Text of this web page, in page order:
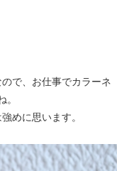
で、お仕事でカラーネ
めに思います。